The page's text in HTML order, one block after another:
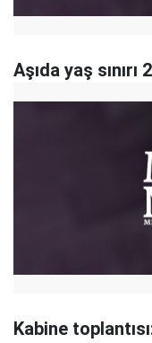
Aşıda yaş sınırı
Kabine